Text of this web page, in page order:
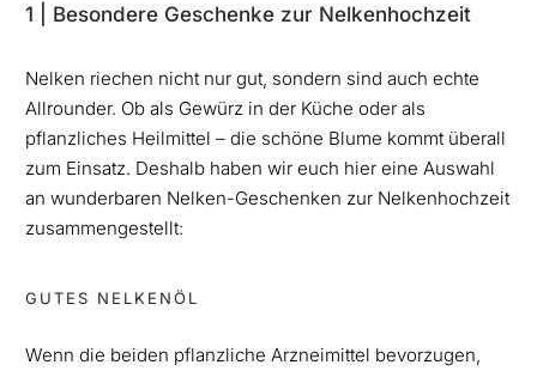
1 | Besondere Geschenke zur Nelkenhochzeit
Nelken riechen nicht nur gut, sondern sind auch echte
Allrounder. Ob als Gewürz in der Küche oder als
pflanzliches Heilmittel – die schöne Blume kommt überall
zum Einsatz. Deshalb haben wir euch hier eine Auswahl
an wunderbaren Nelken-Geschenken zur Nelkenhochzeit
zusammengestellt:
GUTES NELKENÖL
Wenn die beiden pflanzliche Arzneimittel bevorzugen,